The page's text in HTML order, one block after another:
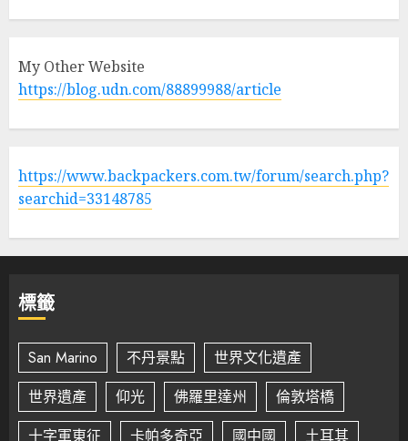
My Other Website
https://blog.udn.com/88899988/article
https://www.backpackers.com.tw/forum/search.php?
searchid=33148785
標籤
San Marino 不丹景點
世界文化遺產
世界遺產
仰光 佛羅里達州
倫敦塔橋
十字軍東征
卡帕多奇亞 國中國 土耳其